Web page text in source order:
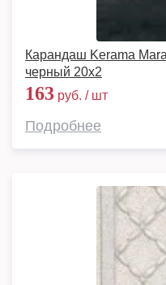
Карандаш Kerama
черный 20x2
163 руб. / шт
Подробнее